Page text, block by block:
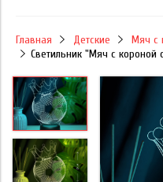
Главная Детские
Мяч с
Светильник "Мяч с